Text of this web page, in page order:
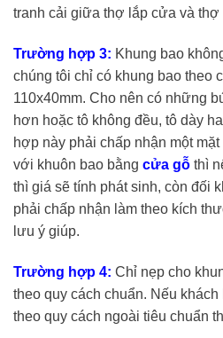
tranh cải giữa thợ lắp cửa và thợ
Trường hợp 3: Khung bao
chúng tôi chỉ có khung bao theo
110x40mm. Cho nên có những
hơn hoặc tô không đều, tô dày
hợp này phải chấp nhận một
với khuôn bao bằng cửa gỗ thì
thì giá sẽ tính phát sinh, còn đối
phải chấp nhận làm theo kích
lưu ý giúp.
Trường hợp 4: Chỉ nẹp cho
theo quy cách chuẩn. Nếu
theo quy cách ngoài tiêu chuẩn